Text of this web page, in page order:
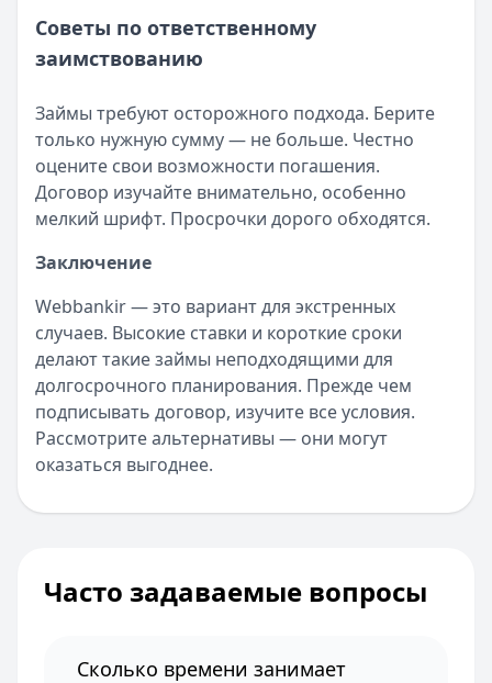
Советы по ответственному
заимствованию
Займы требуют осторожного подхода. Берите
только нужную сумму — не больше. Честно
оцените свои возможности погашения.
Договор изучайте внимательно, особенно
мелкий шрифт. Просрочки дорого обходятся.
Заключение
Webbankir — это вариант для экстренных
случаев. Высокие ставки и короткие сроки
делают такие займы неподходящими для
долгосрочного планирования. Прежде чем
подписывать договор, изучите все условия.
Рассмотрите альтернативы — они могут
оказаться выгоднее.
Часто задаваемые вопросы
Сколько времени занимает